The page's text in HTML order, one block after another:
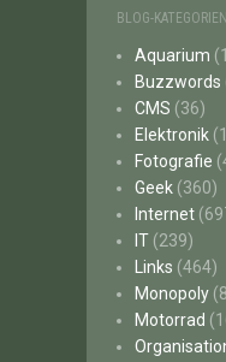
BLOG-KATEGORIEN
Aquarium
Buzzwords
CMS (36)
Elektronik
Fotografie
Geek (360)
Internet
IT (239)
Links (464)
Monopoly
Motorrad